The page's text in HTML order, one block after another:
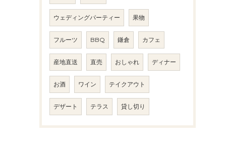
ウェディングパーティー 果物
フルーツ BBQ 鎌倉 カフェ
産地直送 直売 おしゃれ ディナー
お酒 ワイン テイクアウト
デザート テラス 貸し切り